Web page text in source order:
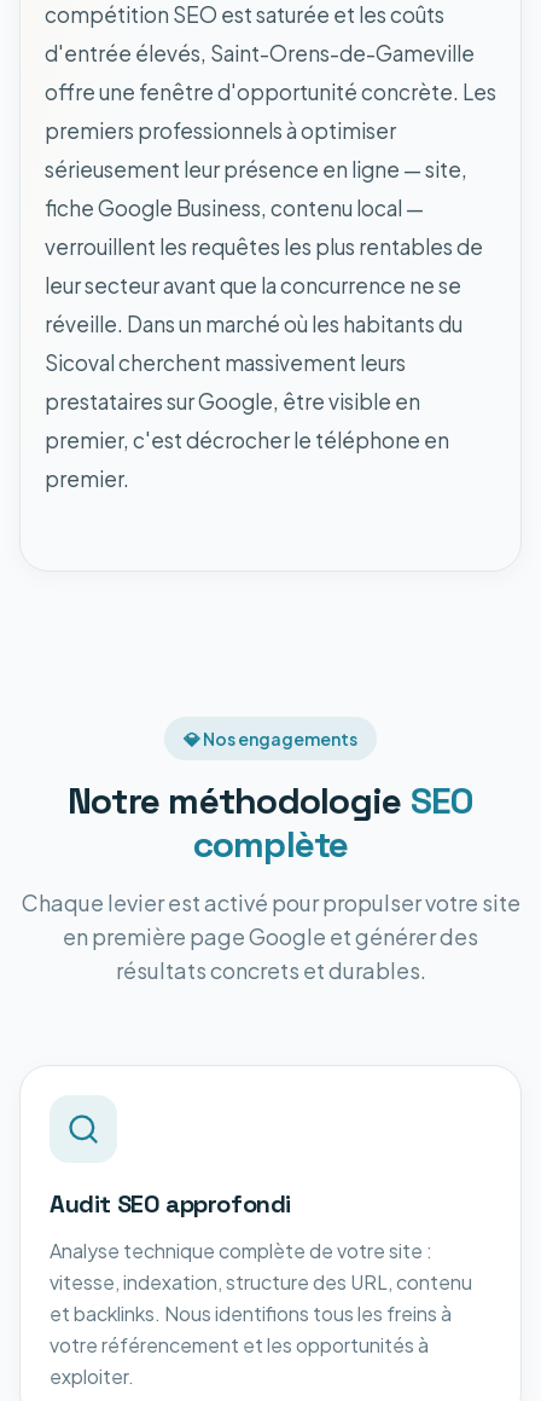
compétition SEO est saturée et les coûts
d'entrée élevés, Saint-Orens-de-Gameville
offre une fenêtre d'opportunité concrète. Les
premiers professionnels à optimiser
sérieusement leur présence en ligne — site,
fiche Google Business, contenu local —
verrouillent les requêtes les plus rentables de
leur secteur avant que la concurrence ne se
réveille. Dans un marché où les habitants du
Sicoval cherchent massivement leurs
prestataires sur Google, être visible en
premier, c'est décrocher le téléphone en
premier.
💎 Nos engagements
Notre méthodologie SEO
complète
Chaque levier est activé pour propulser votre site
en première page Google et générer des
résultats concrets et durables.
Audit SEO approfondi
Analyse technique complète de votre site :
vitesse, indexation, structure des URL, contenu
et backlinks. Nous identifions tous les freins à
votre référencement et les opportunités à
exploiter.